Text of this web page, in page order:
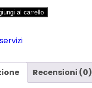
al carrello
servizi
Recensioni (0)